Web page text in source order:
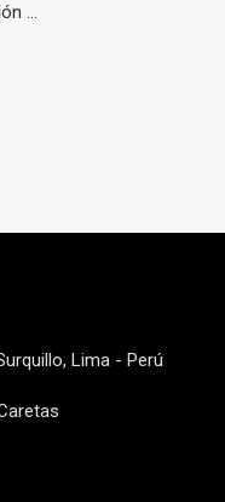
...
Lima - Perú